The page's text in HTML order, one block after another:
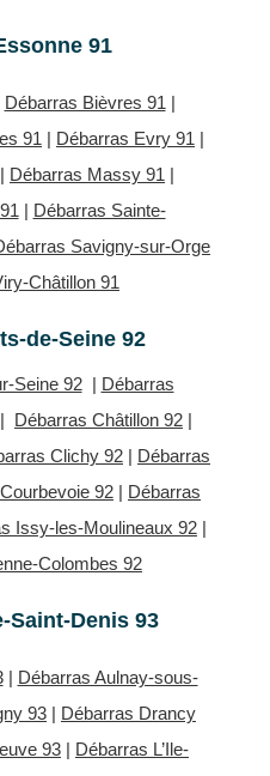
91
Débarras Bièvres 91 |
91 | Débarras Evry 91 |
| Débarras Massy 91 |
| Débarras Sainte-
Savigny-sur-Orge
Châtillon 91
de-Seine 92
Seine 92| Débarras
| Débarras Châtillon 92 |
Clichy 92 | Débarras
92 | Débarras
Issy-les-Moulineaux 92 |
Colombes 92
Saint-Denis 93
| Débarras Aulnay-sous-
93 | Débarras Drancy
93 | Débarras L’Ile-